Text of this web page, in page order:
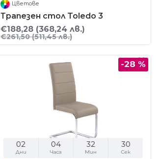
Цветове
Трапезен стол Toledo 3
€188,28 (368,24 лв.)
€261,50(511,45 лв.)
-28 %
02
Дни
04
Часа
32
Мин
29
Сек